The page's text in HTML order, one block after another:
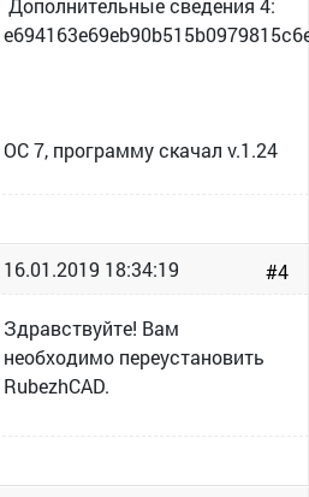
Дополнительные сведения 4:
ОС 7, программу скачал v.1.24
#4
16.01.2019 18:34:19
Здравствуйте! Вам
необходимо переустановить
RubezhCAD.